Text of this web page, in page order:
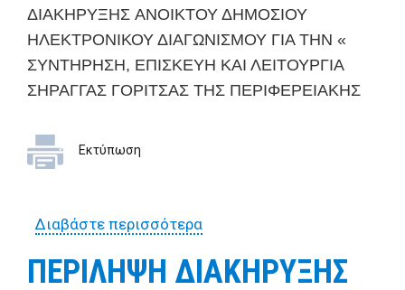
ΔΙΑΚΗΡΥΞΗΣ ΑΝΟΙΚΤΟΥ ΔΗΜΟΣΙΟΥ
ΗΛΕΚΤΡΟΝΙΚΟΥ ΔΙΑΓΩΝΙΣΜΟΥ ΓΙΑ ΤΗΝ «
ΣΥΝΤΗΡΗΣΗ, ΕΠΙΣΚΕΥΗ ΚΑΙ ΛΕΙΤΟΥΡΓΙΑ
ΣΗΡΑΓΓΑΣ ΓΟΡΙΤΣΑΣ ΤΗΣ ΠΕΡΙΦΕΡΕΙΑΚΗΣ
Εκτύπωση
Διαβάστε περισσότεραγια ΔΙΑΚΗΡΥΞΗΣ ΑΝΟΙΚΤΟΥ
ΔΙΑΓΩΝΙΣΜΟΥ ΓΙΑ ΤΗΝ «
ΠΕΡΙΛΗΨΗ ΔΙΑΚΗΡΥΞΗΣ